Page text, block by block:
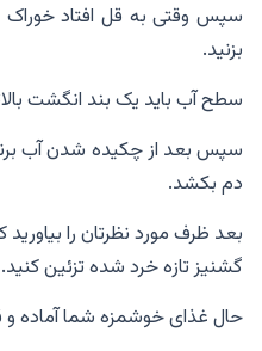
سپس وقتی به قل افتاد خوراک
بزنید.
سطح آب باید یک بند انگشت
سپس بعد از چکیده شدن آب برنج
دم بکشد.
بعد ظرف مورد نظرتان را
گشنیز تازه خرد شده تزئین کنید.
حال غذای خوشمزه شما آماده